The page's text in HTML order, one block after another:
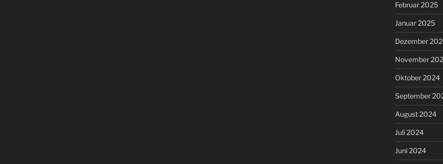
Februar 2025
Januar 2025
Dezember
November
Oktober 2024
September
August 2024
Juli 2024
Juni 2024